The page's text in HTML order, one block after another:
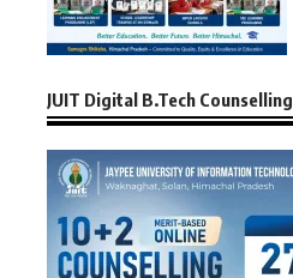
JUIT Digital B.Tech Counselling